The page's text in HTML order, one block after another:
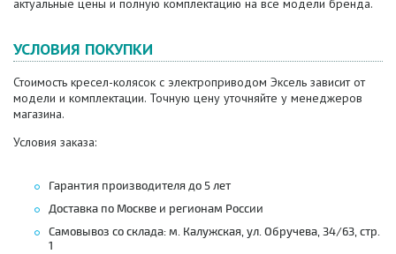
УСЛОВИЯ ПОКУПКИ
Стоимость кресел-колясок с электроприводом Эксель зависит от
модели и комплектации. Точную цену уточняйте у менеджеров
магазина.
Условия заказа:
Гарантия производителя до 5 лет
Доставка по Москве и регионам России
Самовывоз со склада: м. Калужская, ул. Обручева, 34/63, стр.
1